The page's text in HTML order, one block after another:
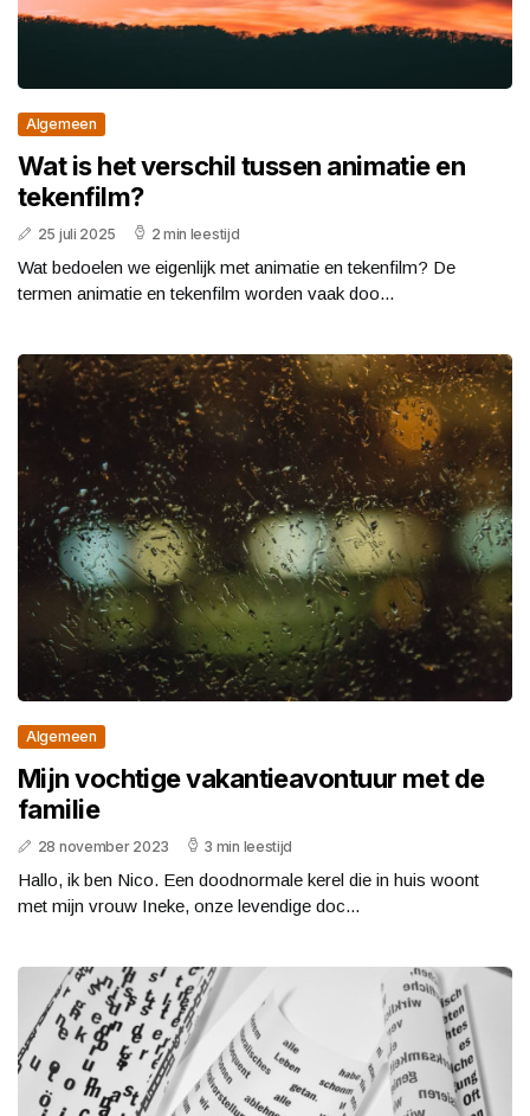
Algemeen
Wat is het verschil tussen animatie en
tekenfilm?
25 juli 2025 2 min leestijd
Wat bedoelen we eigenlijk met animatie en tekenfilm? De
termen animatie en tekenfilm worden vaak doo...
Algemeen
Mijn vochtige vakantieavontuur met de
familie
28 november 2023 3 min leestijd
Hallo, ik ben Nico. Een doodnormale kerel die in huis woont
met mijn vrouw Ineke, onze levendige doc...